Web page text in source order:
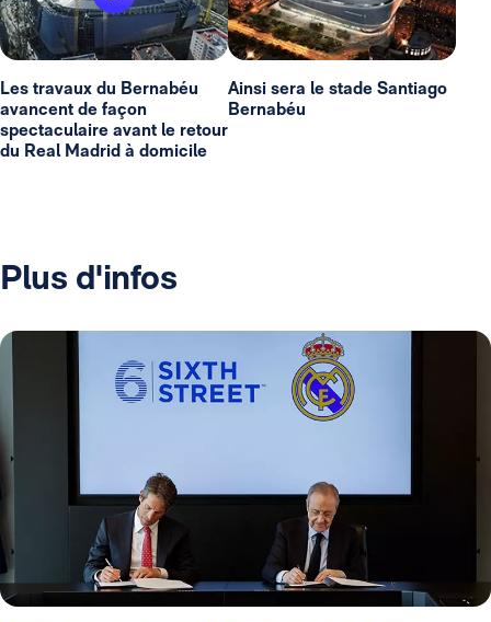
Les travaux du Bernabéu
avancent de façon
spectaculaire avant le retour
du Real Madrid à domicile
Ainsi sera le stade Santiago
Bernabéu
Plus d'infos